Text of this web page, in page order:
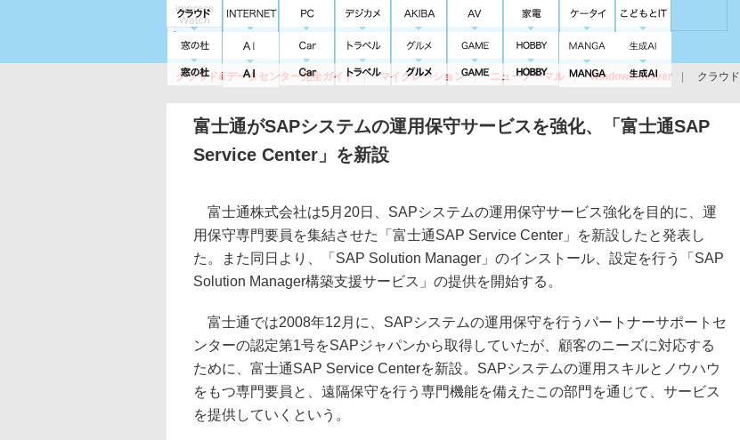
クラウド&データセンター完全ガイド マイグレーション ニューノーマル Windows Server クラウド
スイッチ
ルータ 導入事例 イベント
富士通がSAPシステムの運用保守サービスを強化、「富士通SAP
Service Center」を新設
富士通株式会社は5月20日、SAPシステムの運用保守サービス強化を目的に、運
用保守専門要員を集結させた「富士通SAP Service Center」を新設したと発表し
た。また同日より、「SAP Solution Manager」のインストール、設定を行う「SAP
Solution Manager構築支援サービス」の提供を開始する。
富士通では2008年12月に、SAPシステムの運用保守を行うパートナーサポートセ
ンターの認定第1号をSAPジャパンから取得していたが、顧客のニーズに対応する
ために、富士通SAP Service Centerを新設。SAPシステムの運用スキルとノウハウ
をもつ専門要員と、遠隔保守を行う専門機能を備えたこの部門を通じて、サービス
を提供していくという。